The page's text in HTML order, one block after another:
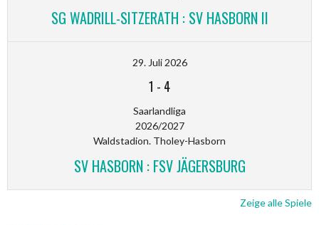
SG WADRILL-SITZERATH : SV HASBORN II
29. Juli 2026
1 - 4
Saarlandliga
2026/2027
Waldstadion. Tholey-Hasborn
SV HASBORN : FSV JÄGERSBURG
Zeige alle Spiele